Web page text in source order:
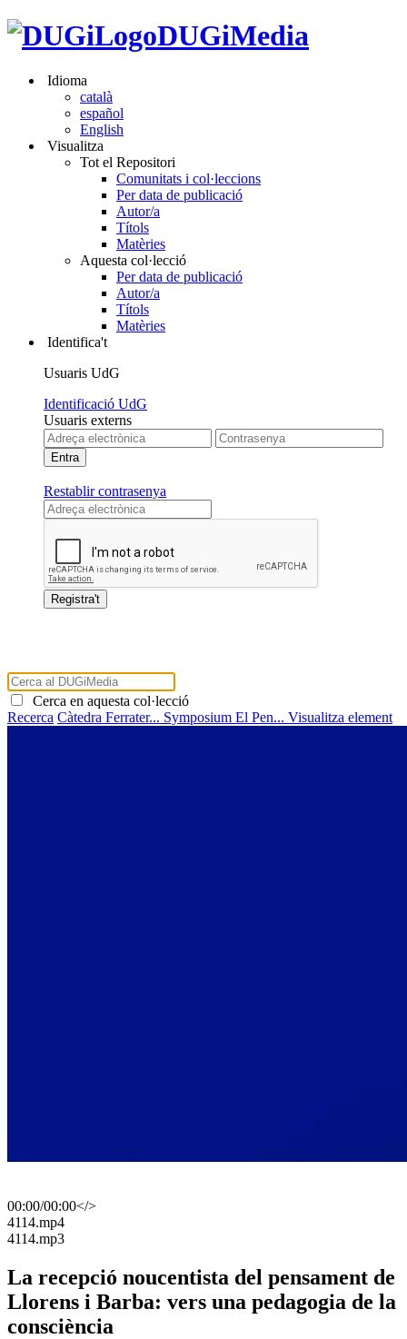
DUGiMedia
Idioma
català
español
English
Visualitza
Tot el Repositori
Comunitats i col·leccions
Per data de publicació
Autor/a
Títols
Matèries
Aquesta col·lecció
Per data de publicació
Autor/a
Títols
Matèries
Identifica't
Usuaris UdG
Identificació UdG
Usuaris externs
Restablir contrasenya
Cerca en aquesta col·lecció
Recerca Càtedra Ferrater... Symposium El Pen... Visualitza element
00:00/00:00</>
​4114.mp4
​4114.mp3
La recepció noucentista del pensament de
Llorens i Barba: vers una pedagogia de la
consciència